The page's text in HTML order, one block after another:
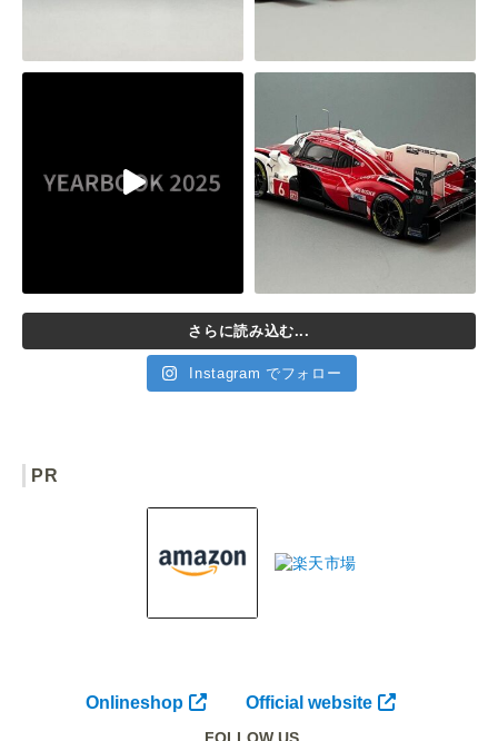
さらに読み込む...
Instagram でフォロー
PR
Onlineshop Official website
FOLLOW US